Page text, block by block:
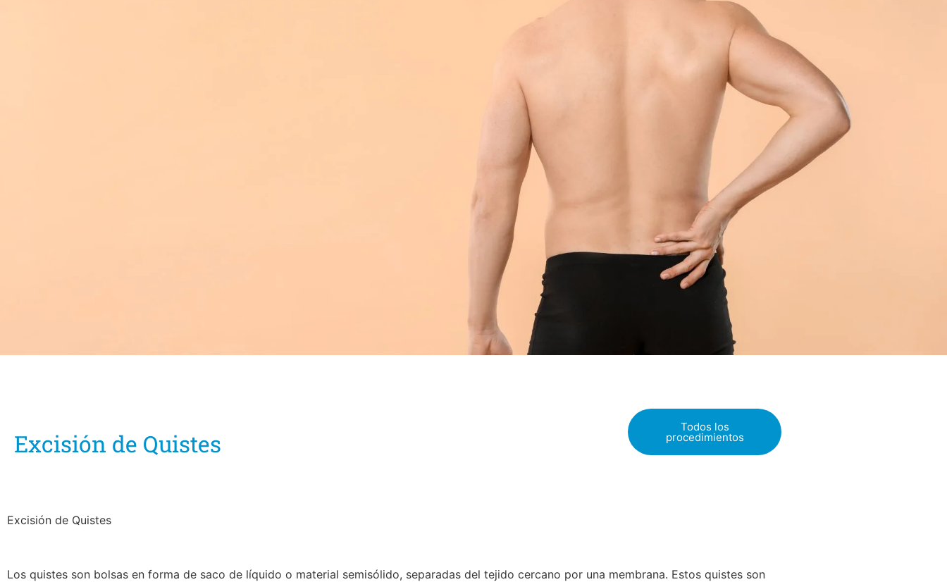
Excisión de Quistes
Todos los
procedimientos
Excisión de Quistes
Los quistes son bolsas en forma de saco de líquido o material semisólido, separadas del tejido cercano por una membrana. Estos quistes son